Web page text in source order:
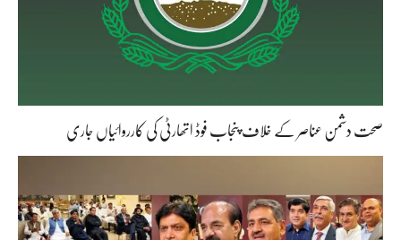
صحت دشمن عناصر کے خلاف پنجاب فوڈ اتھارٹی کی کارروائیاں جاری